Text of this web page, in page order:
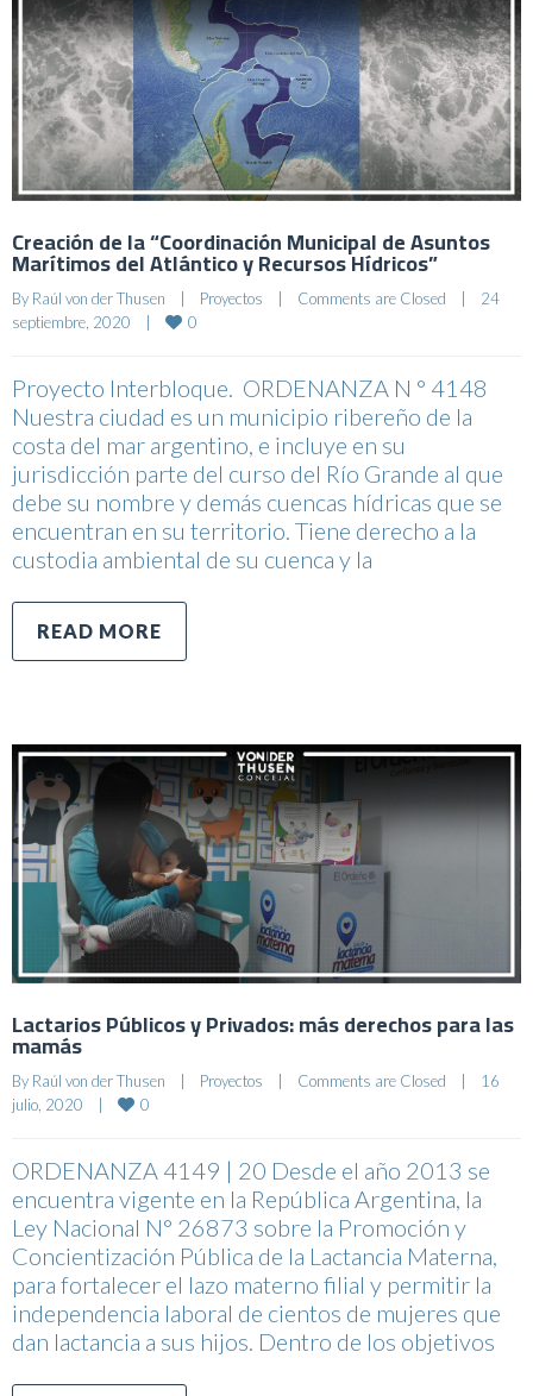
Creación de la “Coordinación Municipal de Asuntos
Marítimos del Atlántico y Recursos Hídricos”
By Raúl von der Thusen | Proyectos | Comments are Closed |
24
septiembre, 2020
| 0
Proyecto Interbloque. ORDENANZA N ° 4148
Nuestra ciudad es un municipio ribereño de la
costa del mar argentino, e incluye en su
jurisdicción parte del curso del Río Grande al que
debe su nombre y demás cuencas hídricas que se
encuentran en su territorio. Tiene derecho a la
custodia ambiental de su cuenca y la
READ MORE
Lactarios Públicos y Privados: más derechos para las
mamás
By Raúl von der Thusen Proyectos Comments are Closed
16
julio, 2020
0
ORDENANZA 4149 | 20 Desde el año 2013 se
encuentra vigente en la República Argentina, la
Ley Nacional N° 26873 sobre la Promoción y
Concientización Pública de la Lactancia Materna,
para fortalecer el lazo materno filial y permitir la
independencia laboral de cientos de mujeres que
dan lactancia a sus hijos. Dentro de los objetivos